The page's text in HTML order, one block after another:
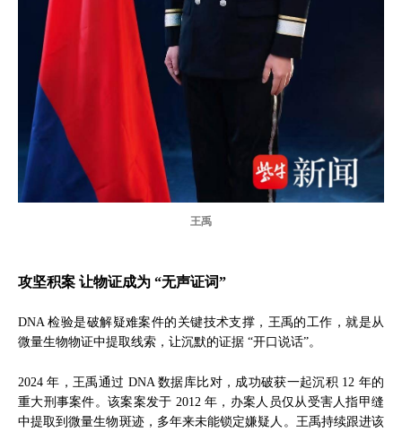
王禹
攻坚积案 让物证成为 “无声证词”
DNA 检验是破解疑难案件的关键技术支撑，王禹的工作，就是从
微量生物物证中提取线索，让沉默的证据 “开口说话”。
2024 年，王禹通过 DNA 数据库比对，成功破获一起沉积 12 年的
重大刑事案件。该案案发于 2012 年，办案人员仅从受害人指甲缝
中提取到微量生物斑迹，多年来未能锁定嫌疑人。王禹持续跟进该